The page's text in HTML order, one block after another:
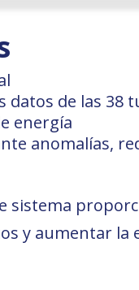
datos de las
energía
anomalías,
sistema
y aumentar